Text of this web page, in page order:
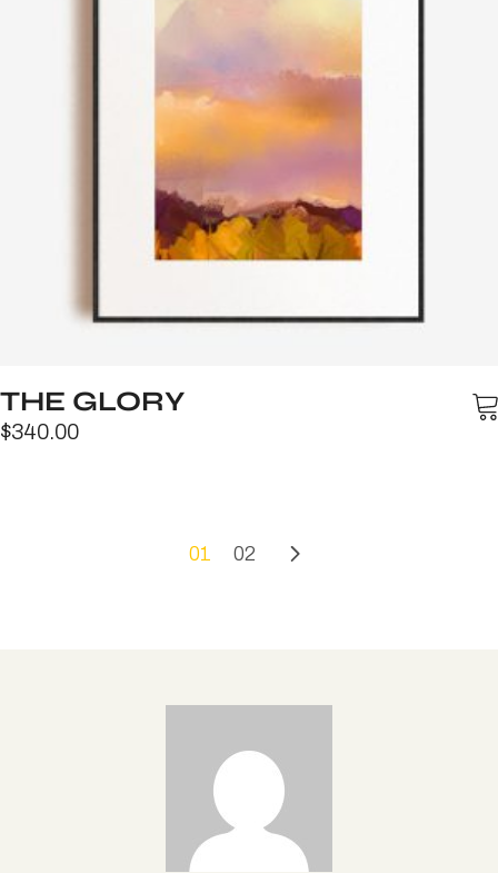
THE GLORY
$340.00
01 02